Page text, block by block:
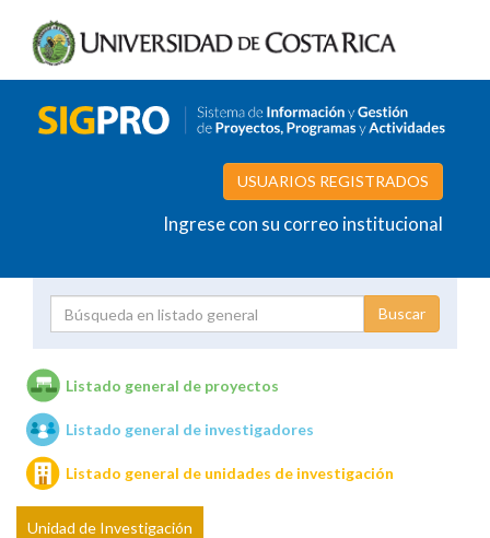
USUARIOS REGISTRADOS
Ingrese con su correo institucional
Unidades de investigación
Listado general de proyectos
Listado general de investigadores
Listado general de unidades de investigación
Unidad de Investigación